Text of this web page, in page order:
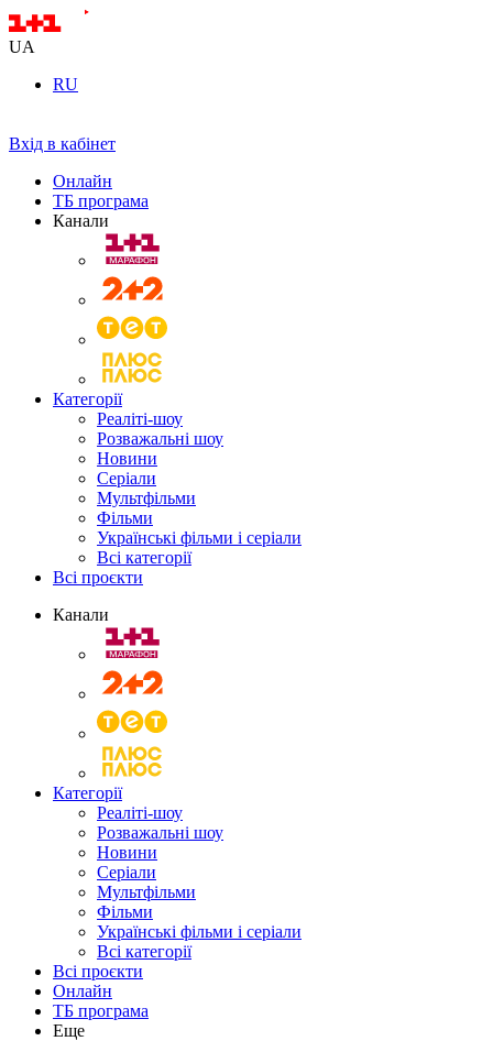
UA
RU
Вхід в кабінет
Онлайн
ТБ програма
Канали
Категорії
Реаліті-шоу
Розважальні шоу
Новини
Серіали
Мультфільми
Фільми
Українські фільми і серіали
Всі категорії
Всі проєкти
Канали
Категорії
Реаліті-шоу
Розважальні шоу
Новини
Серіали
Мультфільми
Фільми
Українські фільми і серіали
Всі категорії
Всі проєкти
Онлайн
ТБ програма
Еще